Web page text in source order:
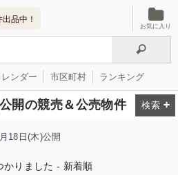
品中！
お気に入り
レンダー 市区町村 ランキング
開の競売＆公売物件
18日(木)公開
かりました - 新着順